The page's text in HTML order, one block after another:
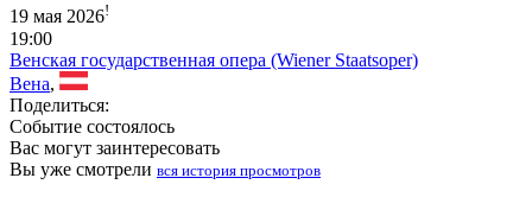
19 мая 2026!
19:00
Венская государственная опера (Wiener Staatsoper)
Вена,
Поделиться:
Событие состоялось
Вас могут заинтересовать
Вы уже смотрели вся история просмотров